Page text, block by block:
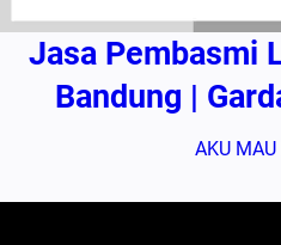
Jasa Pembasmi
Bandung |
AKU MAU